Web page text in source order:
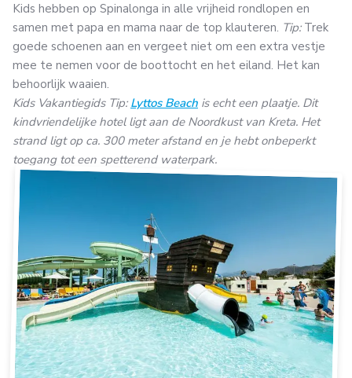
Kids hebben op Spinalonga in alle vrijheid rondlopen en
samen met papa en mama naar de top klauteren. Tip:Trek
goede schoenen aan en vergeet niet om een extra vestje
mee te nemen voor de boottocht en het eiland. Het kan
behoorlijk waaien.
Kids Vakantiegids Tip: Lyttos Beach is echt een plaatje. Dit
kindvriendelijke hotel ligt aan de Noordkust van Kreta. Het
strand ligt op ca. 300 meter afstand en je hebt onbeperkt
toegang tot een spetterend waterpark.